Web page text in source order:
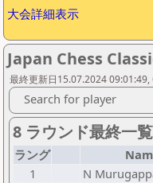
大会詳細表示
Japan Chess
最終更新日15.07.2024
Search for player
8 ラウンド最終一
ラング
1
N